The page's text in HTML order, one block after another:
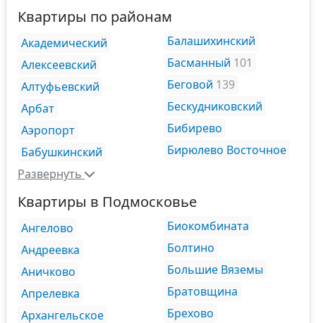
Квартиры по районам
Академический
Алексеевский
Алтуфьевский
Арбат
Аэропорт
Бабушкинский
Балашихинский
Басманный 101
Беговой 139
Бескудниковский
Бибирево
Бирюлево Восточное
Развернуть
Квартиры в Подмосковье
Ангелово
Андреевка
Аничково
Апрелевка
Архангельское
Биокомбината
Болтино
Большие Вяземы
Братовщина
Брехово